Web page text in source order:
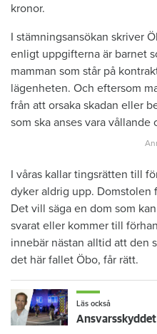
kronor.
I stämningsansökan skriver
enligt uppgifterna är barnet
mamman som står på
lägenheten. Och eftersom
från att orsaka skadan eller
som ska anses vara
I våras kallar tingsrätten till
dyker aldrig upp. Domstolen
Det vill säga en dom som
svarat eller kommer till
innebär nästan alltid att den
det här fallet Öbo, får rätt.
Läs också